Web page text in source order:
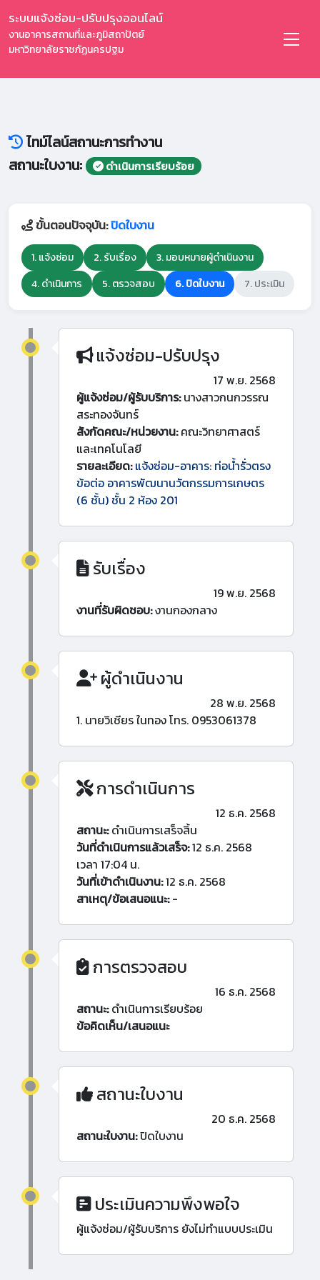
ระบบแจ้งซ่อม-ปรับปรุงออนไลน์
งานอาคารสถานที่และภูมิสถาปัตย์
มหาวิทยาลัยราชภัฏนครปฐม
ไทม์ไลน์สถานะการทำงาน
สถานะใบงาน:
ดำเนินการเรียบร้อย
ขั้นตอนปัจจุบัน:ปิดใบงาน
1. แจ้งซ่อม 2. รับเรื่อง
3. มอบหมายผู้ดำเนินงาน
4. ดำเนินการ
5. ตรวจสอบ 6. ปิดใบงาน 7. ประเมิน
แจ้งซ่อม-ปรับปรุง
17 พ.ย. 2568
ผู้แจ้งซ่อม/ผู้รับบริการ:นางสาวกนกวรรณ
สระทองจันทร์
สังกัดคณะ/หน่วยงาน:คณะวิทยาศาสตร์
และเทคโนโลยี
รายละเอียด: แจ้งซ่อม-อาคาร: ท่อน้ำรั่วตรง
ข้อต่อ อาคารพัฒนานวัตกรรมการเกษตร
(6 ชั้น) ชั้น 2 ห้อง 201
รับเรื่อง
19 พ.ย. 2568
งานที่รับผิดชอบ:งานกองกลาง
ผู้ดำเนินงาน
28 พ.ย. 2568
1. นายวิเชียร ในทอง โทร. 0953061378
การดำเนินการ
12 ธ.ค. 2568
สถานะ:ดำเนินการเสร็จสิ้น
วันที่ดำเนินการแล้วเสร็จ:12 ธ.ค. 2568
เวลา 17:04 น.
วันที่เข้าดำเนินงาน:12 ธ.ค. 2568
สาเหตุ/ข้อเสนอแนะ:-
การตรวจสอบ
16 ธ.ค. 2568
สถานะ:ดำเนินการเรียบร้อย
ข้อคิดเห็น/เสนอแนะ
สถานะใบงาน
20 ธ.ค. 2568
สถานะใบงาน:ปิดใบงาน
ประเมินความพึงพอใจ
ผู้แจ้งซ่อม/ผู้รับบริการ ยังไม่ทำแบบประเมิน